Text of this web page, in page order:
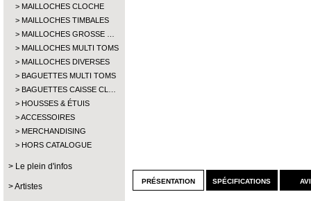
MAILLOCHES CLOCHE
MAILLOCHES TIMBALES
MAILLOCHES GROSSE …
MAILLOCHES MULTI TOMS
MAILLOCHES DIVERSES
BAGUETTES MULTI TOMS
BAGUETTES CAISSE CL…
HOUSSES & ÉTUIS
ACCESSOIRES
MERCHANDISING
HORS CATALOGUE
Le plein d'infos
Artistes
présentation spécifications